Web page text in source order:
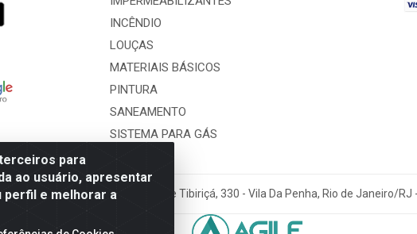
para
ao usuário, apresentar
perfil e melhorar a
INCÊNDIO
LOUÇAS
MATERIAIS BÁSICOS
PINTURA
SANEAMENTO
SISTEMA PARA GÁS
de Construção LTDA - Rua Alice Tibiriçá, 330 - Vila Da Penha, Rio de Janeiro/